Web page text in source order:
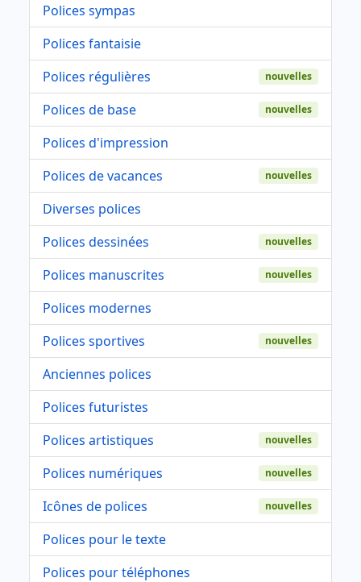
Polices sympas
Polices fantaisie
Polices régulières
nouvelles
Polices de base nouvelles
Polices d'impression
Polices de vacances
nouvelles
Diverses polices
Polices dessinées
nouvelles
Polices manuscrites nouvelles
Polices modernes
Polices sportives
nouvelles
Anciennes polices
Polices futuristes
Polices artistiques
nouvelles
Polices numériques nouvelles
Icônes de polices nouvelles
Polices pour le texte
Polices pour téléphones